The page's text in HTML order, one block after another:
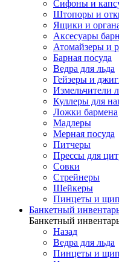
Сифоны и
Штопоры и
Ящики и
Аксесуары
Атомайзеры и
Барная посуда
Ведра для льда
Гейзеры и
Измельчители
Куллеры для
Ложки бармена
Мадлеры
Мерная посуда
Питчеры
Прессы для
Совки
Стрейнеры
Шейкеры
Пинцеты и
Банкетный
Банкетный
Назад
Ведра для льда
Пинцеты и